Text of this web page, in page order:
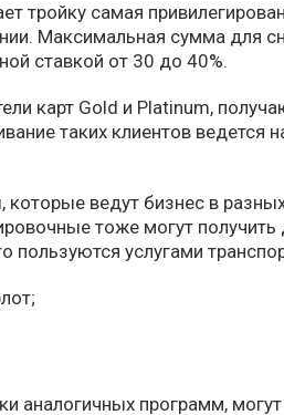
тройку самая
Максимальная сумма для
ставкой от 30 до 40%.
карт Gold и Platinum,
таких клиентов ведется
которые ведут бизнес в
тоже могут получить
пользуются услугами
аналогичных программ,